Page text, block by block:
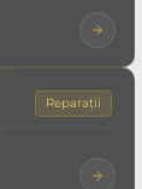
Reparații